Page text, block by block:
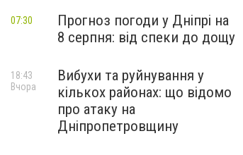
Прогноз погоди у Дніпрі на
8 серпня: від спеки до дощу
07:30
Вибухи та руйнування у
кількох районах: що відомо
про атаку на
Дніпропетровщину
18:43
Вчора